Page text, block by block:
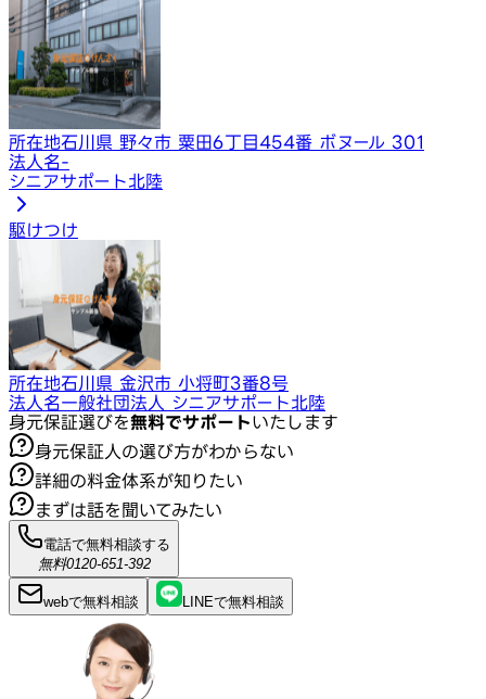
所在地石川県 野々市 粟田6丁目454番 ボヌール 301
法人名-
シニアサポート北陸
駆けつけ
所在地石川県 金沢市 小将町3番8号
法人名一般社団法人 シニアサポート北陸
身元保証選びを無料でサポートいたします
身元保証人の選び方がわからない
詳細の料金体系が知りたい
まずは話を聞いてみたい
電話で無料相談する
無料0120-651-392
webで無料相談 LINEで無料相談